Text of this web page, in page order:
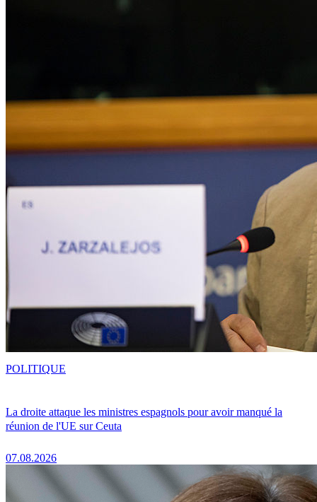
La droite attaque les ministres espagnols pour avoir manqué la
réunion de l'UE sur Ceuta
07.08.2026
POLITIQUE